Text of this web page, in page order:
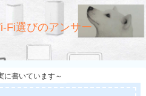
Fi選びのアンサー
に書いています～